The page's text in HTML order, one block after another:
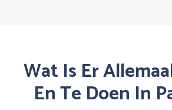
Wat Is Er
En Te Doen In